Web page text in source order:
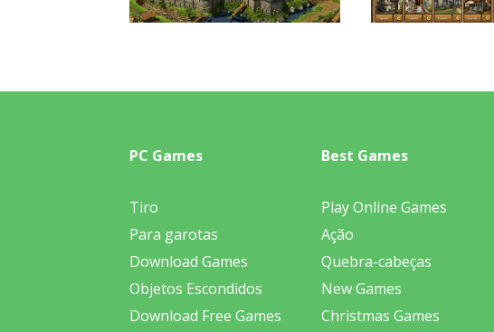
PC Games
Tiro
Para garotas
Download Games
Objetos Escondidos
Download Free Games
Best Games
Play Online Games
Ação
Quebra-cabeças
New Games
Christmas Games